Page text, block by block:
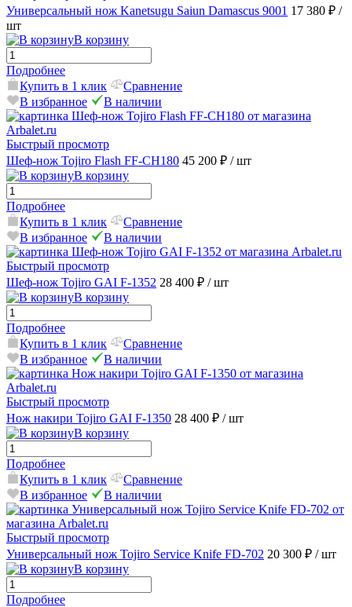
Универсальный нож Kanetsugu Saiun Damascus 9001 17 380 ₽ /
шт
В корзину
Подробнее
Купить в 1 клик
Сравнение
В избранное
В наличии
Быстрый просмотр
Шеф-нож Tojiro Flash FF-CH180 45 200 ₽ / шт
В корзину
Подробнее
Купить в 1 клик
Сравнение
В избранное
В наличии
Быстрый просмотр
Шеф-нож Tojiro GAI F-1352 28 400 ₽ / шт
В корзину
Подробнее
Купить в 1 клик
Сравнение
В избранное
В наличии
Быстрый просмотр
Нож накири Tojiro GAI F-1350 28 400 ₽ / шт
В корзину
Подробнее
Купить в 1 клик
Сравнение
В избранное
В наличии
Быстрый просмотр
Универсальный нож Tojiro Service Knife FD-702 20 300 ₽ / шт
В корзину
Подробнее